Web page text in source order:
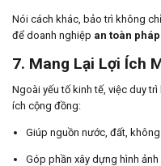
Nói cách khác, bảo trì không
để doanh nghiệp an toàn
7. Mang Lại Lợi Ích
Ngoài yếu tố kinh tế, việc duy
ích cộng đồng:
Giúp nguồn nước, đất,
Góp phần xây dựng hình